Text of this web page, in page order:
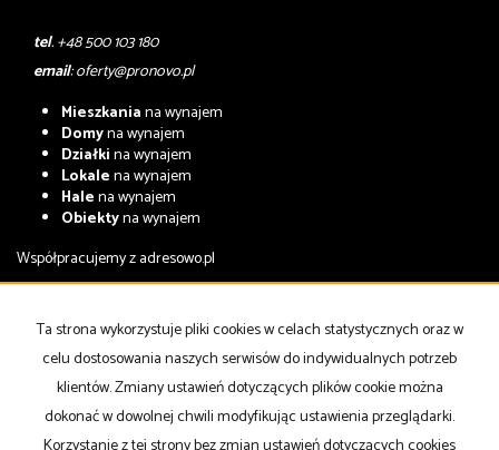
tel. +48 500 103 180
email:oferty@pronovo.pl
Mieszkaniana wynajem
Domyna wynajem
Działkina wynajem
Lokalena wynajem
Halena wynajem
Obiektyna wynajem
Współpracujemy zadresowo.pl
Domyna sprzedaż
Działkina sprzedaż
Lokalena sprzedaż
Halena sprzedaż
Obiekty na sprzedaż
Ta strona wykorzystuje pliki cookies w celach statystycznych oraz w
celu dostosowania naszych serwisów do indywidualnych potrzeb
klientów. Zmiany ustawień dotyczących plików cookie można
dokonać w dowolnej chwili modyfikując ustawienia przeglądarki.